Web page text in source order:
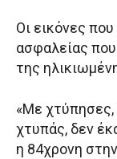
Οι εικόνες
ασφαλείας που
της
«Με χτύπησες,
χτυπάς, δεν
η 84χρονη